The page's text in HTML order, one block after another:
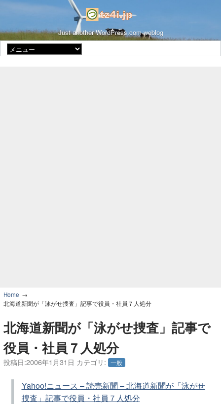
Just another WordPress.com weblog
Home
北海道新聞が「泳がせ捜査」記事で役員・社員７人処分
北海道新聞が「泳がせ捜査」記事で
役員・社員７人処分
投稿日:2006年1月31日 カテゴリ: 一般
Yahoo!ニュース – 読売新聞 – 北海道新聞が「泳がせ
捜査」記事で役員・社員７人処分